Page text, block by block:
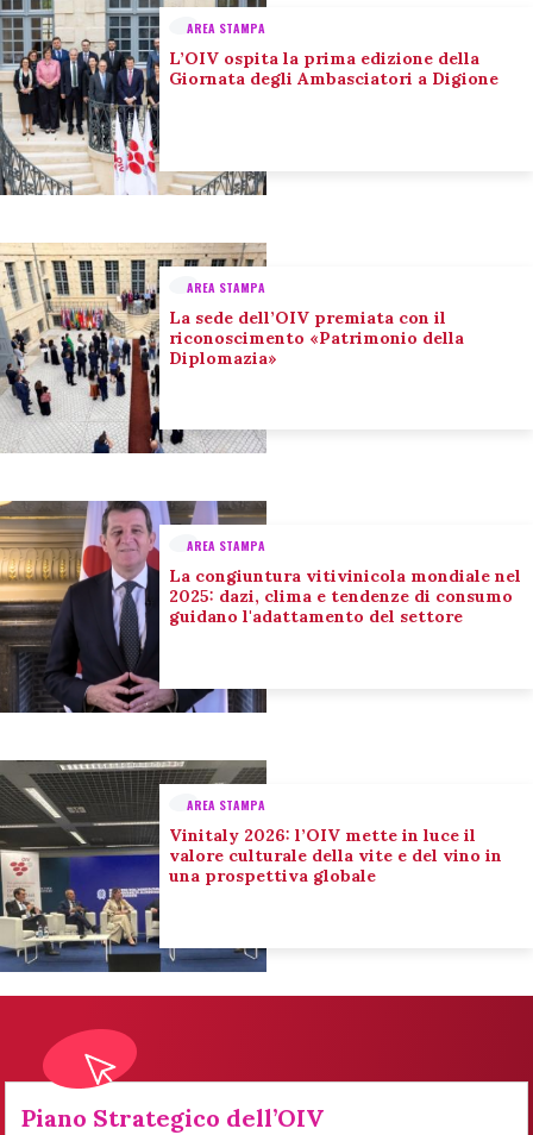
AREA STAMPA
L’OIV ospita la prima edizione della
Giornata degli Ambasciatori a Digione
AREA STAMPA
La sede dell’OIV premiata con il
riconoscimento «Patrimonio della
Diplomazia»
AREA STAMPA
La congiuntura vitivinicola mondiale nel
2025: dazi, clima e tendenze di consumo
guidano l'adattamento del settore
AREA STAMPA
Vinitaly 2026: l’OIV mette in luce il
valore culturale della vite e del vino in
una prospettiva globale
Piano Strategico dell’OIV